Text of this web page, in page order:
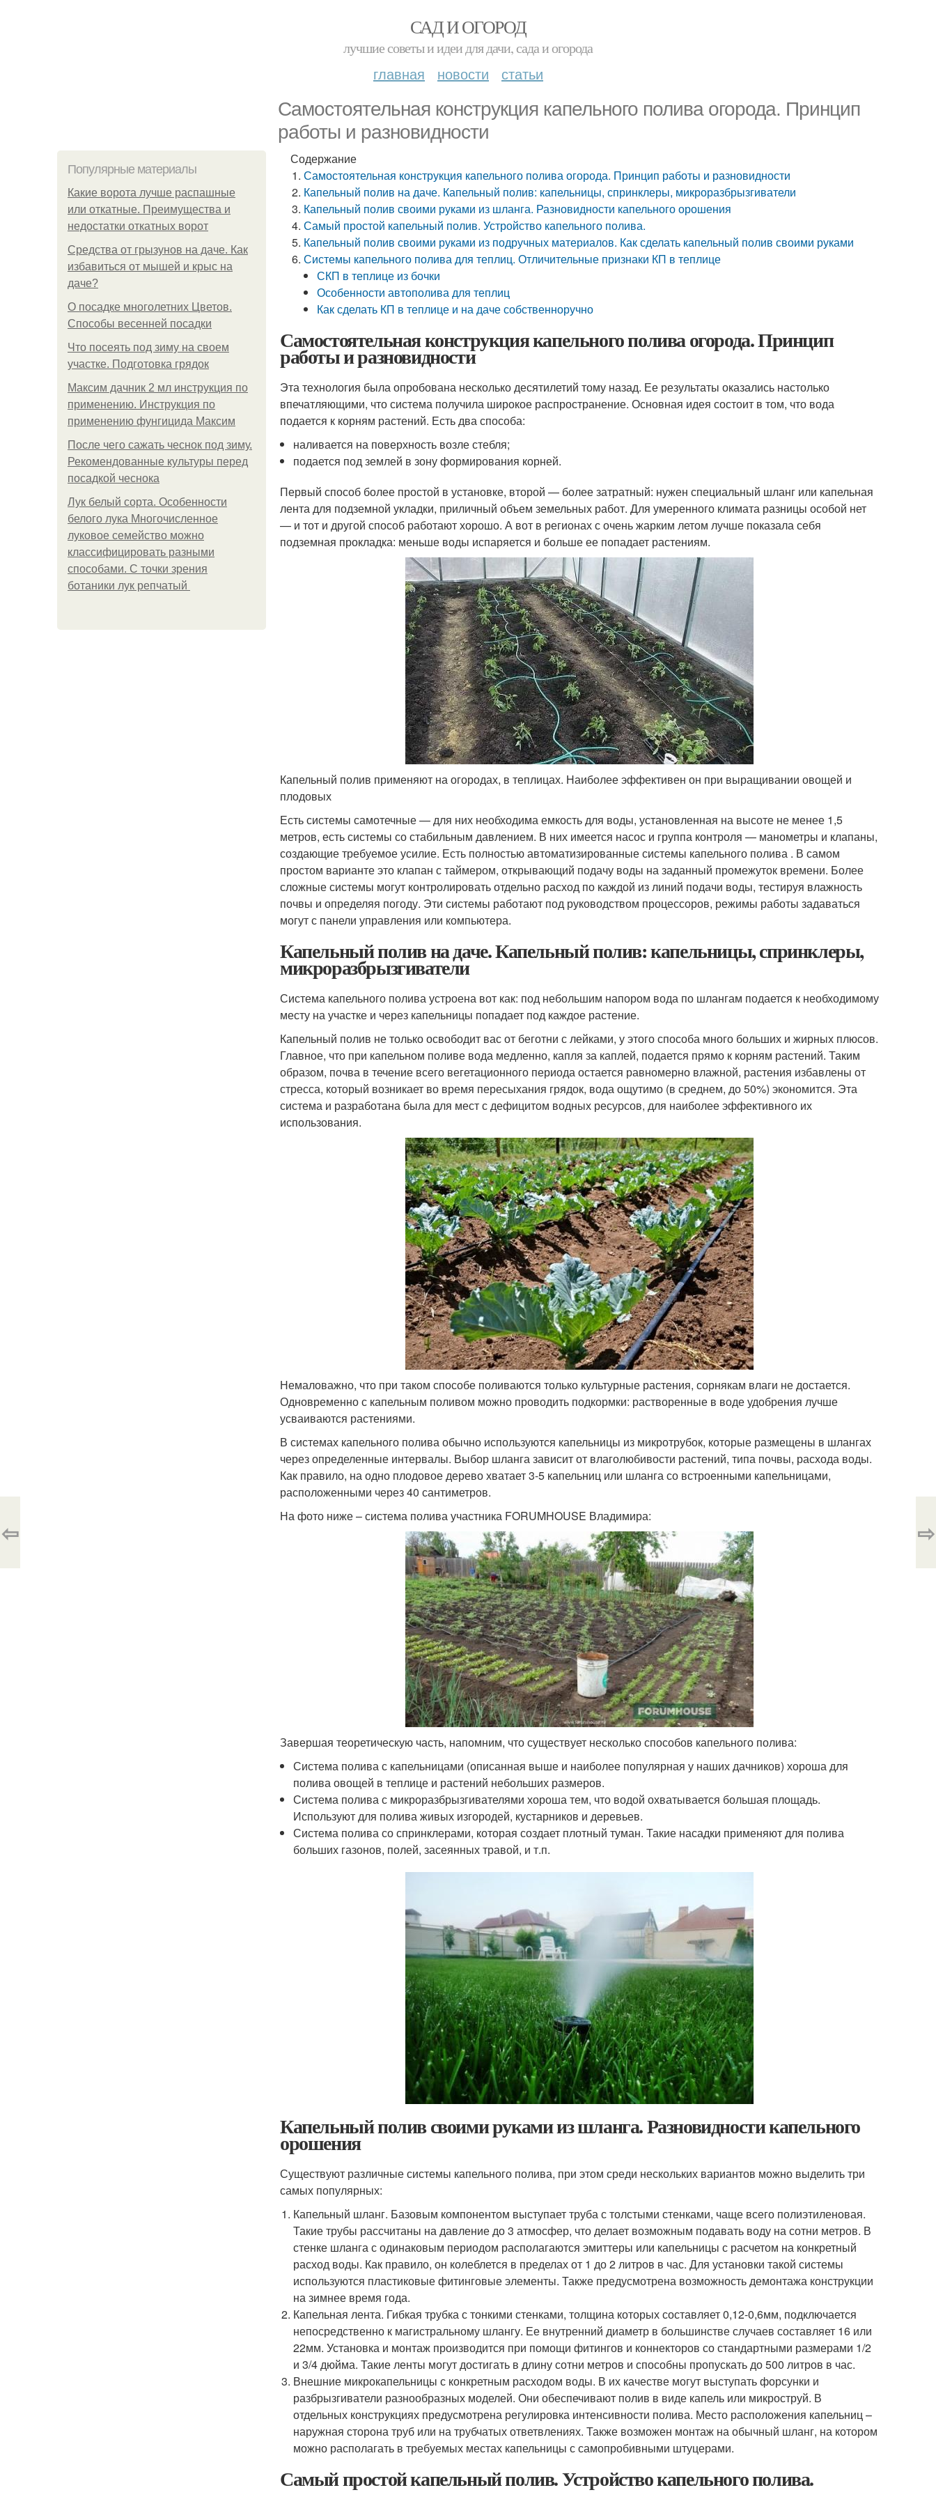
САД И ОГОРОД
лучшие советы и идеи для дачи, сада и огорода
главная новости статьи
Самостоятельная конструкция капельного полива огорода. Принцип
работы и разновидности
Популярные материалы
Какие ворота лучше распашные
или откатные. Преимущества и
недостатки откатных ворот
Средства от грызунов на даче. Как
избавиться от мышей и крыс на
даче?
О посадке многолетних Цветов.
Способы весенней посадки
Что посеять под зиму на своем
участке. Подготовка грядок
Максим дачник 2 мл инструкция по
применению. Инструкция по
применению фунгицида Максим
После чего сажать чеснок под зиму.
Рекомендованные культуры перед
посадкой чеснока
Лук белый сорта. Особенности
белого лука Многочисленное
луковое семейство можно
классифицировать разными
способами. С точки зрения
ботаники лук репчатый
Содержание
Самостоятельная конструкция капельного полива огорода. Принцип работы и разновидности
Капельный полив на даче. Капельный полив: капельницы, спринклеры, микроразбрызгиватели
Капельный полив своими руками из шланга. Разновидности капельного орошения
Самый простой капельный полив. Устройство капельного полива.
Капельный полив своими руками из подручных материалов. Как сделать капельный полив своими руками
Системы капельного полива для теплиц. Отличительные признаки КП в теплице
СКП в теплице из бочки
Особенности автополива для теплиц
Как сделать КП в теплице и на даче собственноручно
Самостоятельная конструкция капельного полива огорода. Принцип
работы и разновидности
Эта технология была опробована несколько десятилетий тому назад. Ее результаты оказались настолько
впечатляющими, что система получила широкое распространение. Основная идея состоит в том, что вода
подается к корням растений. Есть два способа:
наливается на поверхность возле стебля;
подается под землей в зону формирования корней.
Первый способ более простой в установке, второй — более затратный: нужен специальный шланг или капельная
лента для подземной укладки, приличный объем земельных работ. Для умеренного климата разницы особой нет
— и тот и другой способ работают хорошо. А вот в регионах с очень жарким летом лучше показала себя
подземная прокладка: меньше воды испаряется и больше ее попадает растениям.
Капельный полив применяют на огородах, в теплицах. Наиболее эффективен он при выращивании овощей и
плодовых
Есть системы самотечные — для них необходима емкость для воды, установленная на высоте не менее 1,5
метров, есть системы со стабильным давлением. В них имеется насос и группа контроля — манометры и клапаны,
создающие требуемое усилие. Есть полностью автоматизированные системы капельного полива . В самом
простом варианте это клапан с таймером, открывающий подачу воды на заданный промежуток времени. Более
сложные системы могут контролировать отдельно расход по каждой из линий подачи воды, тестируя влажность
почвы и определяя погоду. Эти системы работают под руководством процессоров, режимы работы задаваться
могут с панели управления или компьютера.
Капельный полив на даче. Капельный полив: капельницы, спринклеры,
микроразбрызгиватели
Система капельного полива устроена вот как: под небольшим напором вода по шлангам подается к необходимому
месту на участке и через капельницы попадает под каждое растение.
Капельный полив не только освободит вас от беготни с лейками, у этого способа много больших и жирных плюсов.
Главное, что при капельном поливе вода медленно, капля за каплей, подается прямо к корням растений. Таким
образом, почва в течение всего вегетационного периода остается равномерно влажной, растения избавлены от
стресса, который возникает во время пересыхания грядок, вода ощутимо (в среднем, до 50%) экономится. Эта
система и разработана была для мест с дефицитом водных ресурсов, для наиболее эффективного их
использования.
Немаловажно, что при таком способе поливаются только культурные растения, сорнякам влаги не достается.
Одновременно с капельным поливом можно проводить подкормки: растворенные в воде удобрения лучше
усваиваются растениями.
В системах капельного полива обычно используются капельницы из микротрубок, которые размещены в шлангах
через определенные интервалы. Выбор шланга зависит от влаголюбивости растений, типа почвы, расхода воды.
Как правило, на одно плодовое дерево хватает 3-5 капельниц или шланга со встроенными капельницами,
расположенными через 40 сантиметров.
На фото ниже – система полива участника FORUMHOUSE Владимира:
Завершая теоретическую часть, напомним, что существует несколько способов капельного полива:
Система полива с капельницами (описанная выше и наиболее популярная у наших дачников) хороша для
полива овощей в теплице и растений небольших размеров.
Система полива с микроразбрызгивателями хороша тем, что водой охватывается большая площадь.
Используют для полива живых изгородей, кустарников и деревьев.
Система полива со спринклерами, которая создает плотный туман. Такие насадки применяют для полива
больших газонов, полей, засеянных травой, и т.п.
Капельный полив своими руками из шланга. Разновидности капельного
орошения
Существуют различные системы капельного полива, при этом среди нескольких вариантов можно выделить три
самых популярных:
Капельный шланг. Базовым компонентом выступает труба с толстыми стенками, чаще всего полиэтиленовая.
Такие трубы рассчитаны на давление до 3 атмосфер, что делает возможным подавать воду на сотни метров. В
стенке шланга с одинаковым периодом располагаются эмиттеры или капельницы с расчетом на конкретный
расход воды. Как правило, он колеблется в пределах от 1 до 2 литров в час. Для установки такой системы
используются пластиковые фитинговые элементы. Также предусмотрена возможность демонтажа конструкции
на зимнее время года.
Капельная лента. Гибкая трубка с тонкими стенками, толщина которых составляет 0,12-0,6мм, подключается
непосредственно к магистральному шлангу. Ее внутренний диаметр в большинстве случаев составляет 16 или
22мм. Установка и монтаж производится при помощи фитингов и коннекторов со стандартными размерами 1/2
и 3/4 дюйма. Такие ленты могут достигать в длину сотни метров и способны пропускать до 500 литров в час.
Внешние микрокапельницы с конкретным расходом воды. В их качестве могут выступать форсунки и
разбрызгиватели разнообразных моделей. Они обеспечивают полив в виде капель или микроструй. В
отдельных конструкциях предусмотрена регулировка интенсивности полива. Место расположения капельниц –
наружная сторона труб или на трубчатых ответвлениях. Также возможен монтаж на обычный шланг, на котором
можно располагать в требуемых местах капельницы с самопробивными штуцерами.
Самый простой капельный полив. Устройство капельного полива.
⇦ ⇨